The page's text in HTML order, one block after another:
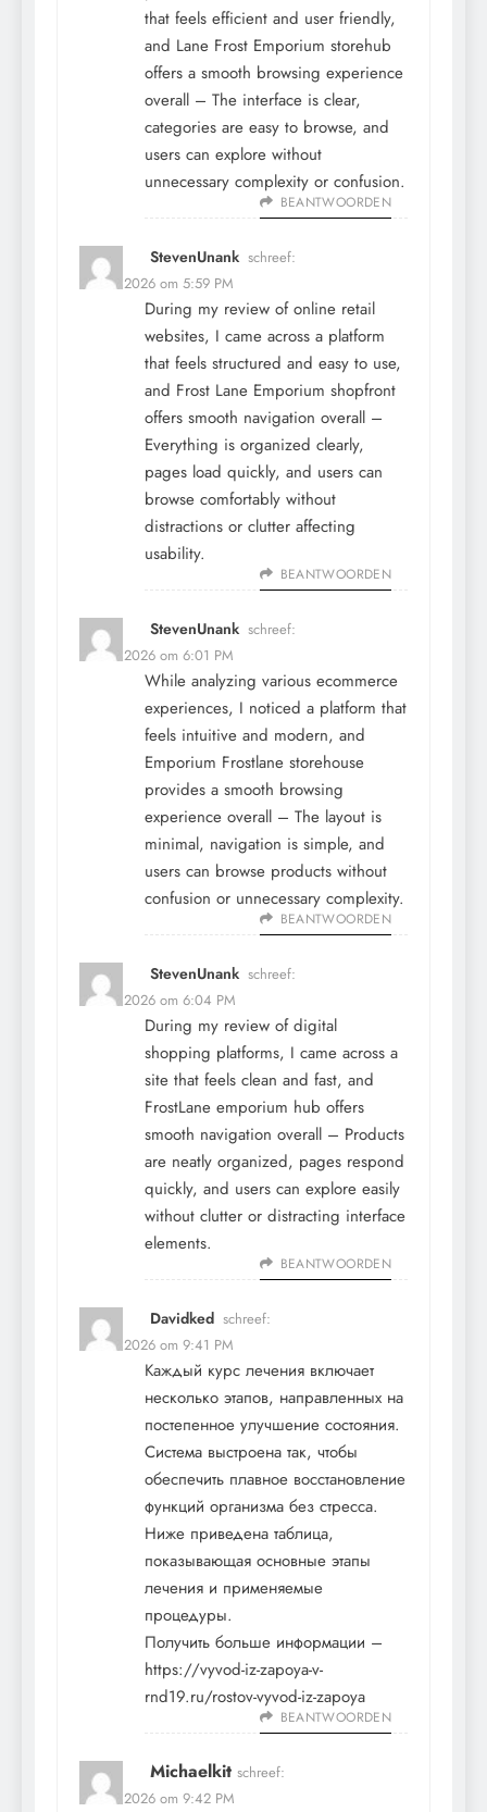
that feels efficient and user friendly,
and Lane Frost Emporium storehub
offers a smooth browsing experience
overall – The interface is clear,
categories are easy to browse, and
users can explore without
unnecessary complexity or confusion.
BEANTWOORDEN
StevenUnank schreef:
12 mei 2026 om 5:59 PM
During my review of online retail
websites, I came across a platform
that feels structured and easy to use,
and Frost Lane Emporium shopfront
offers smooth navigation overall –
Everything is organized clearly,
pages load quickly, and users can
browse comfortably without
distractions or clutter affecting
usability.
BEANTWOORDEN
StevenUnank schreef:
12 mei 2026 om 6:01 PM
While analyzing various ecommerce
experiences, I noticed a platform that
feels intuitive and modern, and
Emporium Frostlane storehouse
provides a smooth browsing
experience overall – The layout is
minimal, navigation is simple, and
users can browse products without
confusion or unnecessary complexity.
BEANTWOORDEN
StevenUnank schreef:
12 mei 2026 om 6:04 PM
During my review of digital
shopping platforms, I came across a
site that feels clean and fast, and
FrostLane emporium hub offers
smooth navigation overall – Products
are neatly organized, pages respond
quickly, and users can explore easily
without clutter or distracting interface
elements.
BEANTWOORDEN
Davidked schreef:
12 mei 2026 om 9:41 PM
Каждый курс лечения включает
несколько этапов, направленных на
постепенное улучшение состояния.
Система выстроена так, чтобы
обеспечить плавное восстановление
функций организма без стресса.
Ниже приведена таблица,
показывающая основные этапы
лечения и применяемые
процедуры.
Получить больше информации –
https://vyvod-iz-zapoya-v-
rnd19.ru/rostov-vyvod-iz-zapoya
BEANTWOORDEN
Michaelkit schreef:
12 mei 2026 om 9:42 PM